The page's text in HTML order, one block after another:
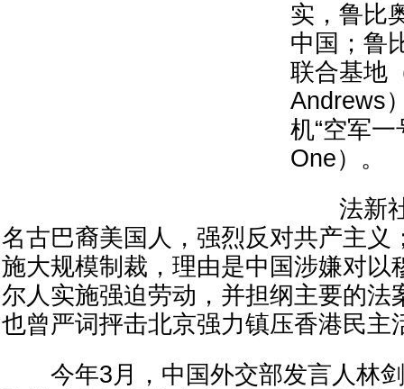
实，鲁比
中国；鲁
联合基地
Andrews
机“空军
One）。
法新社
名古巴裔美国人，强烈反对共产主义
施大规模制裁，理由是中国涉嫌对以
尔人实施强迫劳动，并担纲主要的法
也曾严词抨击北京强力镇压香港民主
今年3月，中国外交部发言人林剑